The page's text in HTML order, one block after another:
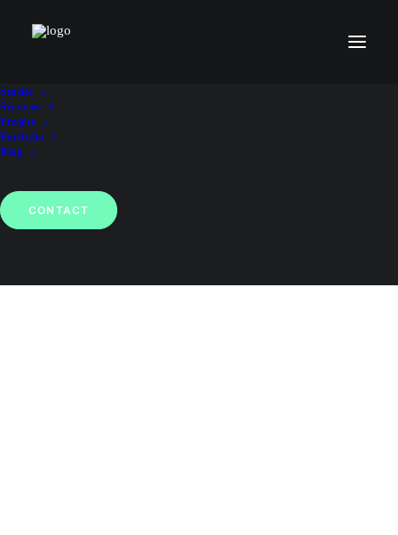
Studio
Services
Projets
Portfolio
Blog
CONTACT